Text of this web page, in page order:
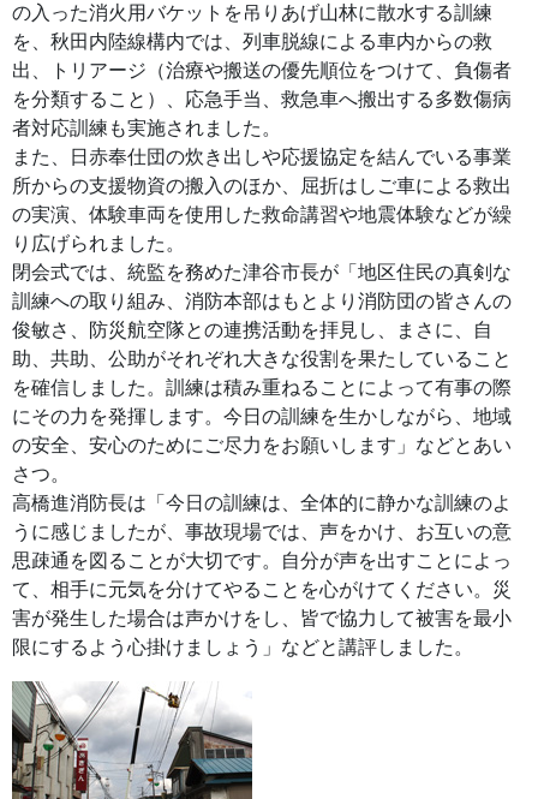
の入った消火用バケットを吊りあげ山林に散水する訓練
を、秋田内陸線構内では、列車脱線による車内からの救
出、トリアージ（治療や搬送の優先順位をつけて、負傷者
を分類すること）、応急手当、救急車へ搬出する多数傷病
者対応訓練も実施されました。
また、日赤奉仕団の炊き出しや応援協定を結んでいる事業
所からの支援物資の搬入のほか、屈折はしご車による救出
の実演、体験車両を使用した救命講習や地震体験などが繰
り広げられました。
閉会式では、統監を務めた津谷市長が「地区住民の真剣な
訓練への取り組み、消防本部はもとより消防団の皆さんの
俊敏さ、防災航空隊との連携活動を拝見し、まさに、自
助、共助、公助がそれぞれ大きな役割を果たしていること
を確信しました。訓練は積み重ねることによって有事の際
にその力を発揮します。今日の訓練を生かしながら、地域
の安全、安心のためにご尽力をお願いします」などとあい
さつ。
高橋進消防長は「今日の訓練は、全体的に静かな訓練のよ
うに感じましたが、事故現場では、声をかけ、お互いの意
思疎通を図ることが大切です。自分が声を出すことによっ
て、相手に元気を分けてやることを心がけてください。災
害が発生した場合は声かけをし、皆で協力して被害を最小
限にするよう心掛けましょう」などと講評しました。